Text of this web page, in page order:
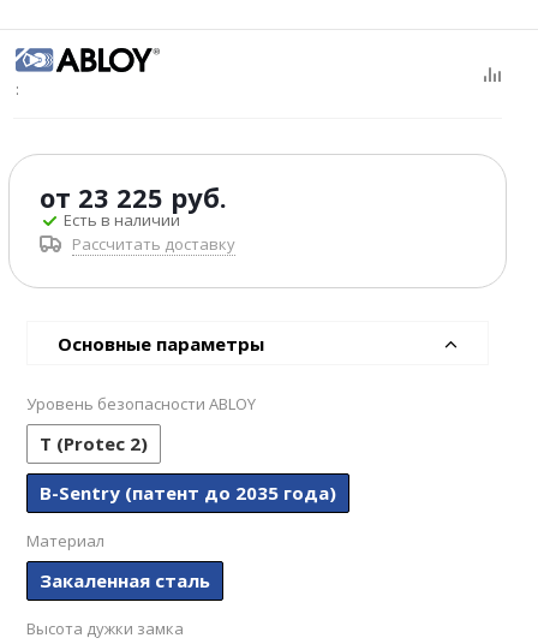
:
от 23 225 руб.
Есть в наличии
Рассчитать доставку
Основные параметры
Уровень безопасности ABLOY
T (Protec 2)
B-Sentry (патент до 2035 года)
Материал
Закаленная сталь
Высота дужки замка